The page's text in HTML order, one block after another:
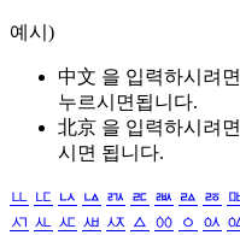
예시)
中文 을 입력하시려면
누르시면됩니다.
北京 을 입력하시려면
시면 됩니다.
ㅥ ㅦ ㅧ ㅨ ㅩ ㅪ ㅫ ㅬ ㅭ
ㅺ ㅻ ㅼ ㅽ ㅾ ㅿ ㆀ ㆁ ㆂ